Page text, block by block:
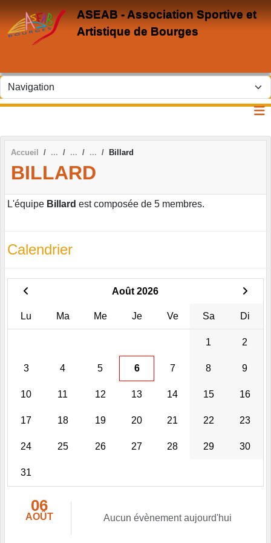
ASEAB - Association Sportive et
Artistique de Bourges
Accueil Billard
BILLARD
L'équipe Billard est composée de 5 membres.
Calendrier
Août 2026
Lu Ma Me Je Ve Sa Di
1 2
3 4 5 6 7 8 9
10 11 12 13 14 15 16
17 18 19 20 21 22 23
24 25 26 27 28 29 30
31
06
AOÛT Aucun évènement aujourd'hui
Panneau de gestion des cookies